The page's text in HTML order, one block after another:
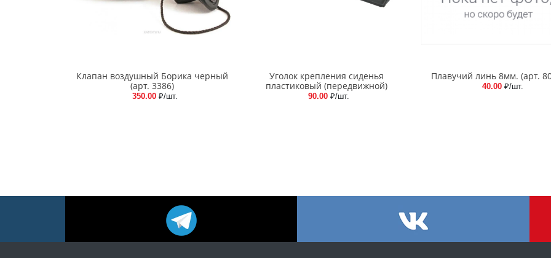
Клапан воздушный Борика черный
(арт. 3386)
350.00 ₽/шт.
Уголок крепления сиденья
пластиковый (передвижной)
90.00 ₽/шт.
Плавучий линь 8мм. (арт.
40.00 ₽/шт.